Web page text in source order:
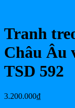
Tranh
Châu Âu
TSD 592
3.200.000₫